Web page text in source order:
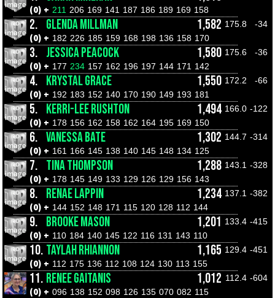
(0) + 211 206 169 141 187 186 189 169 158
2. GLENDA MILLMAN 1,582 175.8 -34
(0) + 182 226 185 159 168 198 136 158 170
3. JESSICA PEACOCK 1,580 175.6 -36
(0) + 177 234 157 162 196 197 144 171 142
4. KRYSTAL GRACE 1,550 172.2 -66
(0) + 192 183 152 140 170 190 149 193 181
5. KERRI-LEE RUSHTON 1,494 166.0 -122
(0) + 178 156 162 158 162 164 195 169 150
6. VANESSA BATE 1,302 144.7 -314
(0) + 161 166 145 138 140 145 148 134 125
7. TINA THOMPSON 1,288 143.1 -328
(0) + 178 145 149 133 129 126 129 156 143
8. RENAE LAPPIN 1,234 137.1 -382
(0) + 144 152 148 171 115 120 128 112 144
9. BROOKE MASON 1,201 133.4 -415
(0) + 110 184 140 145 122 116 131 143 110
10. TAYLAH RHIANNON 1,165 129.4 -451
(0) + 112 175 136 112 108 124 130 113 155
11. RENEE GAITANIS 1,012 112.4 -604
(0) + 096 138 152 098 126 135 070 082 115